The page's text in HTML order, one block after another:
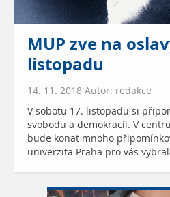
MUP zve na
listopadu
14. 11. 2018 Autor: redakce
V sobotu 17. listopadu si
svobodu a demokracii. V
bude konat mnoho
univerzita Praha pro vás